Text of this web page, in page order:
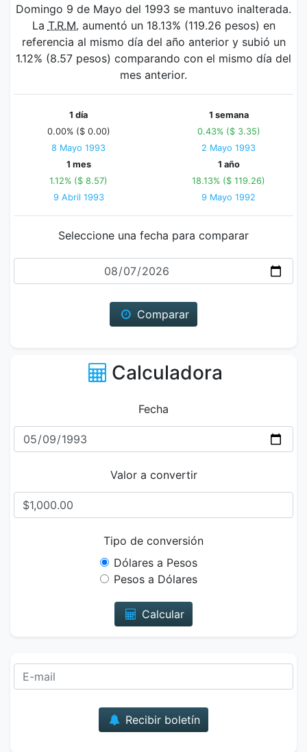
Domingo 9 de Mayo del 1993 se mantuvo inalterada.
La T.R.M. aumentó un 18.13% (119.26 pesos) en
referencia al mismo día del año anterior y subió un
1.12% (8.57 pesos) comparando con el mismo día del
mes anterior.
1 día
0.00% ($ 0.00)
8 Mayo 1993
1 semana
0.43% ($ 3.35)
2 Mayo 1993
1 mes
1.12% ($ 8.57)
9 Abril 1993
1 año
18.13% ($ 119.26)
9 Mayo 1992
Seleccione una fecha para comparar
Fecha
Comparar
Calculadora
Fecha
Valor a convertir
Tipo de conversión
Dólares a Pesos
Pesos a Dólares
Calcular
Recibir boletín